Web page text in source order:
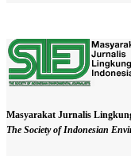
Masyarakat Jurnalis
The Society of Indonesian